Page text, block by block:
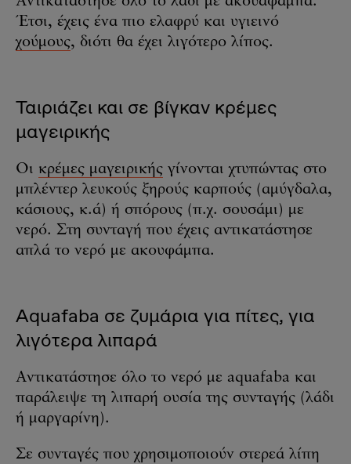
Έτσι, έχεις ένα πιο ελαφρύ και υγιεινό
χούμους, διότι θα έχει λιγότερο λίπος.
Ταιριάζει και σε βίγκαν κρέμες
μαγειρικής
Οι κρέμες μαγειρικής γίνονται χτυπώντας στο
μπλέντερ λευκούς ξηρούς καρπούς (αμύγδαλα,
κάσιους, κ.ά) ή σπόρους (π.χ. σουσάμι) με
νερό. Στη συνταγή που έχεις αντικατάστησε
απλά το νερό με ακουφάμπα.
Aquafaba σε ζυμάρια για πίτες, για
λιγότερα λιπαρά
Αντικατάστησε όλο το νερό με aquafaba και
παράλειψε τη λιπαρή ουσία της συνταγής (λάδι
ή μαργαρίνη).
Σε συνταγές που χρησιμοποιούν στερεά λίπη